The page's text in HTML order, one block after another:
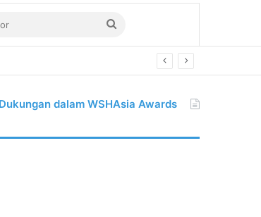
for
dalam WSHAsia Awards